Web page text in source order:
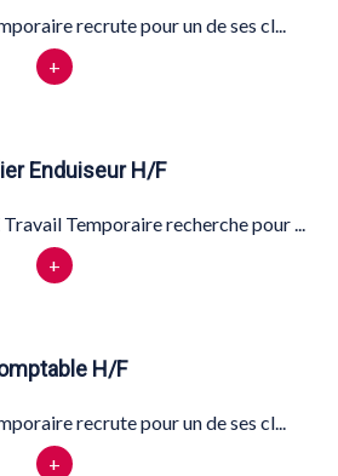
recrute pour un de ses cl...
+
Enduiseur H/F
Temporaire recherche pour ...
+
H/F
recrute pour un de ses cl...
+